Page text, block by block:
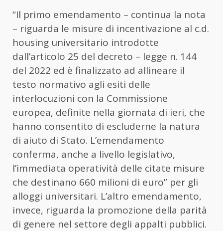
“Il primo emendamento – continua la nota
– riguarda le misure di incentivazione al c.d.
housing universitario introdotte
dall’articolo 25 del decreto – legge n. 144
del 2022 ed è finalizzato ad allineare il
testo normativo agli esiti delle
interlocuzioni con la Commissione
europea, definite nella giornata di ieri, che
hanno consentito di escluderne la natura
di aiuto di Stato. L’emendamento
conferma, anche a livello legislativo,
l’immediata operatività delle citate misure
che destinano 660 milioni di euro” per gli
alloggi universitari. L’altro emendamento,
invece, riguarda la promozione della parità
di genere nel settore degli appalti pubblici.